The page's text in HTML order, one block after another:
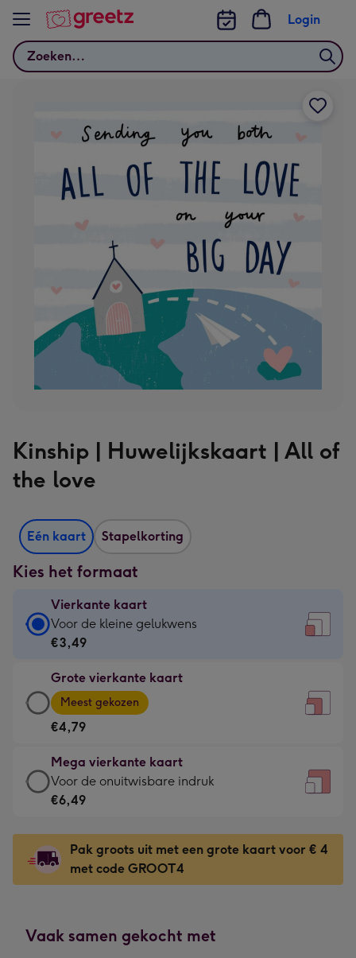
Bekijk meer
Zoeken
Login
Kinship | Huwelijkskaart | All of
the love
Eén kaart Stapelkorting
Kies het formaat
Vierkante kaart
Vierkante
kaart
€3,49
-
Voor
kleine
gelukwens
-
130
x
130
mm
Voor de kleine gelukwens
€3,49
Grote vierkante kaart
Grote
vierkante
kaart
-
€4,79
-
Meest
-
Dimensions:
167
mm
Meest gekozen
€4,79
Mega vierkante kaart
Mega
vierkante
-
€6,49
-
onuitwisbare
Voor de onuitwisbare indruk
€6,49
Pak groots uit met een grote kaart voor € 4
met code GROOT4
Vaak samen gekocht met